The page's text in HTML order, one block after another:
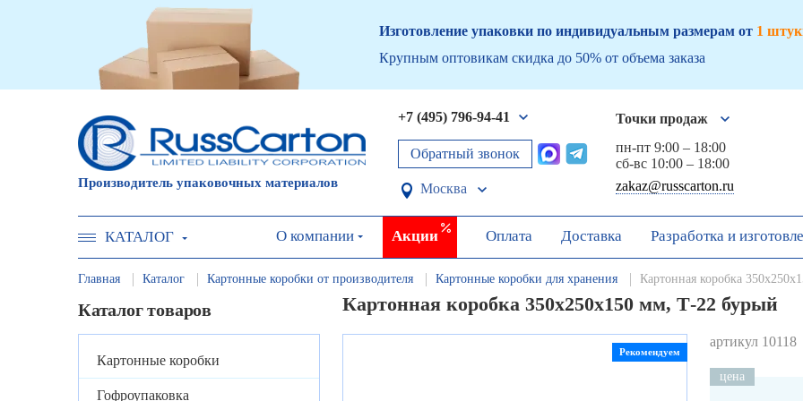
Изготовление упаковки по индивидуальным размерам от 1
Крупным оптовикам скидка до 50% от объема заказа
Производитель упаковочных материалов
+7 (495) 796-94-41
Обратный звонок
Москва
Точки продаж
пн-пт 9:00 – 18:00
сб-вс 10:00 – 18:00
zakaz@russcarton.ru
КАТАЛОГ О компании Акции Оплата Доставка Разработка и
Главная Каталог Картонные коробки от производителя Картонные коробки для хранения Картонная коробка
Каталог товаров
Картонные коробки
Гофроупаковка
Картонная коробка 350х250х150 мм, Т-22 бурый
Рекомендуем
артикул 10118
цена